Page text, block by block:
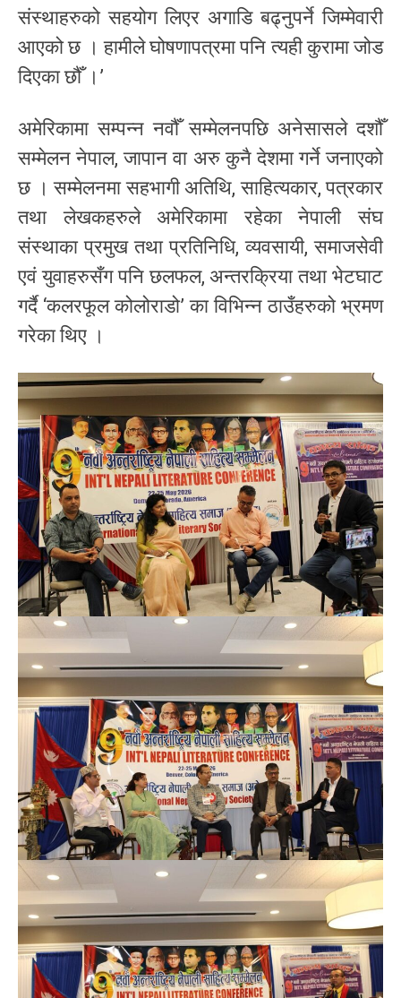
संस्थाहरुको सहयोग लिएर अगाडि बढ्नुपर्ने जिम्मेवारी
आएको छ । हामीले घोषणापत्रमा पनि त्यही कुरामा जोड
दिएका छौँ ।’
अमेरिकामा सम्पन्न नवौँ सम्मेलनपछि अनेसासले दशौँ
सम्मेलन नेपाल, जापान वा अरु कुनै देशमा गर्ने जनाएको
छ । सम्मेलनमा सहभागी अतिथि, साहित्यकार, पत्रकार
तथा लेखकहरुले अमेरिकामा रहेका नेपाली संघ
संस्थाका प्रमुख तथा प्रतिनिधि, व्यवसायी, समाजसेवी
एवं युवाहरुसँग पनि छलफल, अन्तरक्रिया तथा भेटघाट
गर्दै ‘कलरफूल कोलोराडो’ का विभिन्न ठाउँहरुको भ्रमण
गरेका थिए ।